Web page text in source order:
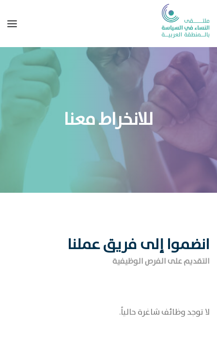
للانخراط معنا
انضموا إلى فريق عملنا
التقديم على الفرص الوظيفية
لا توجد وظائف شاغرة حالياً.